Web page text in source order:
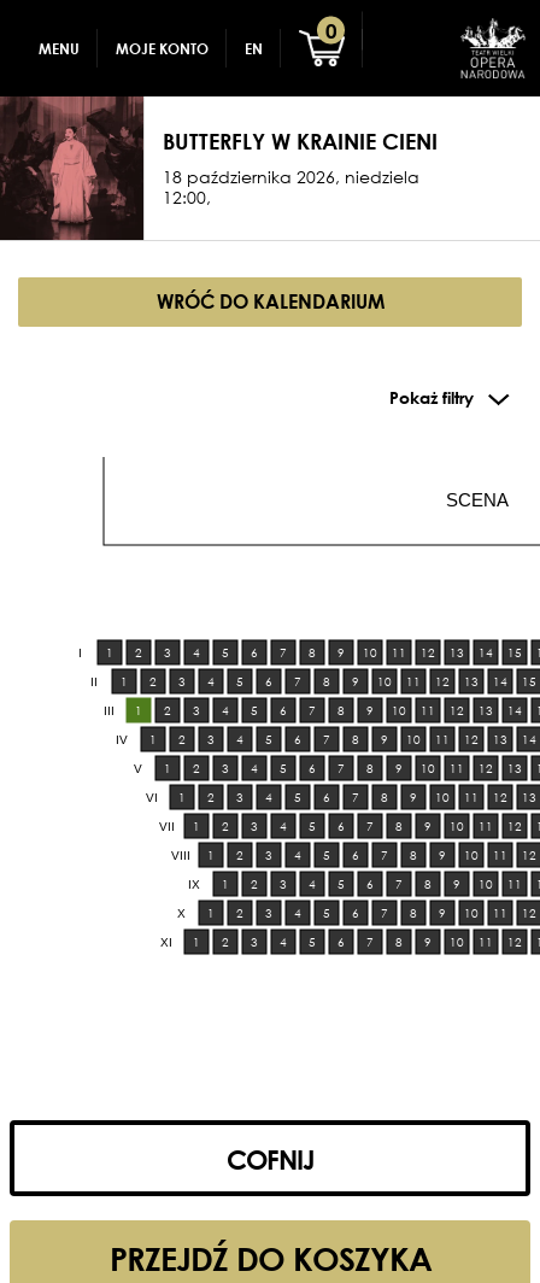
MENU MOJE KONTO EN
0
DLA DZIECI
ZALOGUJ
BUTTERFLY W KRAINIE CIENI
18 października 2026, niedziela
12:00,
WRÓĆ DO KALENDARIUM
Pokaż filtry
IV
V
VI
VII
VIII
IX
X
XI
SCENA
1 2 3 4 5 6 7 8 9 10 11 12 13 14 15
1
2 3 4 5 6 7 8 9 10 11 12 13 14
15
1
2 3 4 5 6 7 8 9 10 11 12 13 14
1
2 3 4 5 6 7 8 9 10 11 12 13
14
1
2 3 4 5 6 7 8 9 10 11 12 13
1
2 3 4 5 6 7 8 9 10 11 12
13
1
2 3 4 5 6 7 8 9 10 11 12
1
2 3 4 5 6 7 8 9 10 11
12
1
2 3 4 5 6 7 8 9 10 11
1
2 3 4 5 6 7 8 9 10 11
12
1
2 3 4 5 6 7 8 9 10 11 12
COFNIJ
PRZEJDŹ DO KOSZYKA